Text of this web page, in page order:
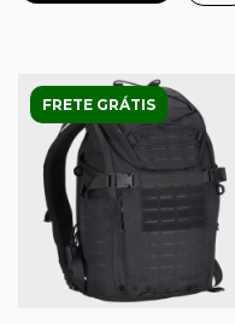
FRETE GRÁTIS